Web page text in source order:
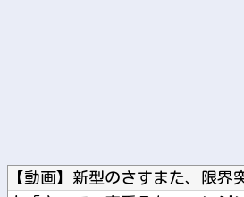
【動画】新型のさすまた、限界